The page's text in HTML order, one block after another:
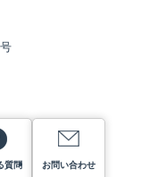
質問 お問い合わせ